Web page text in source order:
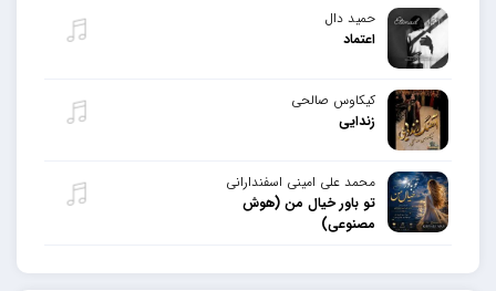
حمید دال
اعتماد
کیکاوس صالحی
زندایی
محمد علی امینی اسفندارانی
تو باور خیال من (هوش
مصنوعی)